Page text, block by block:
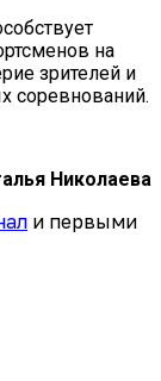
на
зрителей и
соревнований.
Николаева
и первыми